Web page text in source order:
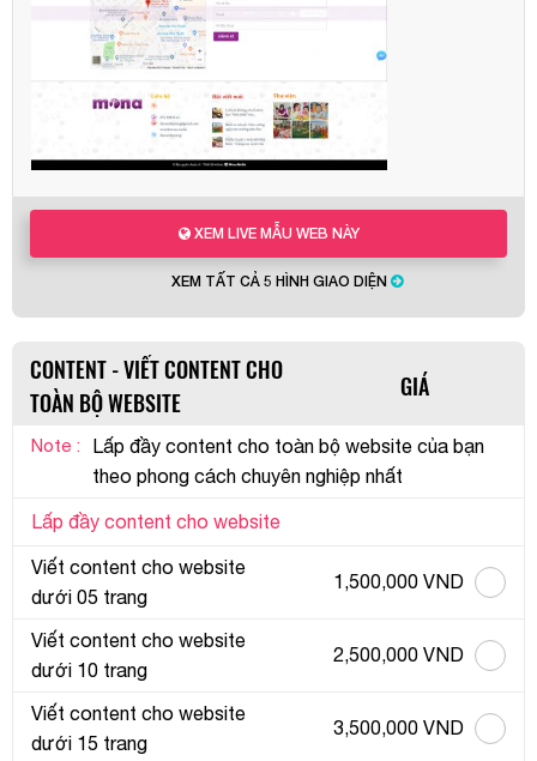
XEM LIVE MẪU WEB NÀY
XEM TẤT CẢ 5 HÌNH GIAO DIỆN
CONTENT - VIẾT CONTENT CHO
TOÀN BỘ WEBSITE
GIÁ
Note :
Lấp đầy content cho toàn bộ website của bạn
theo phong cách chuyên nghiệp nhất
Lấp đầy content cho website
Viết content cho website
dưới 05 trang
1,500,000 VND
Viết content cho website
dưới 10 trang
2,500,000 VND
Viết content cho website
dưới 15 trang
3,500,000 VND